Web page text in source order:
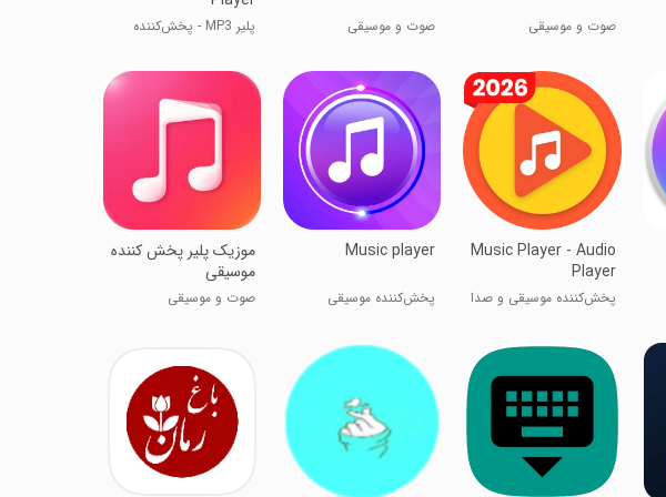
صوت و موسیقی صوت و موسیقی
پلیر MP3 - پخش‌کننده
Music Player - Audio
Player
پخش‌‌کننده موسیقی و صدا
Music player
پخش‌کننده موسیقی
موزیک پلیر پخش کننده
موسیقی
صوت و موسیقی